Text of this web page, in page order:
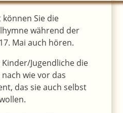
können Sie die
während der
Mai auch hören.
Jugendliche die
wie vor das
das sie auch selbst